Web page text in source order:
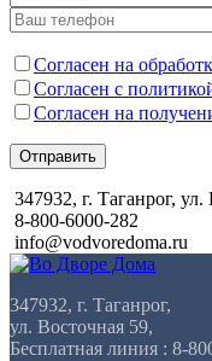
Согласен на
Согласен с
Согласен на
Отправить
347932, г. Таганрог,
8-800-6000-282
info@vodvoredoma.ru
347932, г. Таганрог,
ул. Восточная 59,
Бесплатная линия : 8-